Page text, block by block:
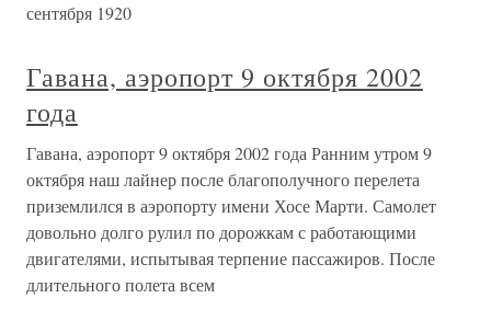
сентября 1920
Гавана, аэропорт 9 октября 2002
года
Гавана, аэропорт 9 октября 2002 года Ранним утром 9
октября наш лайнер после благополучного перелета
приземлился в аэропорту имени Хосе Марти. Самолет
довольно долго рулил по дорожкам с работающими
двигателями, испытывая терпение пассажиров. После
длительного полета всем